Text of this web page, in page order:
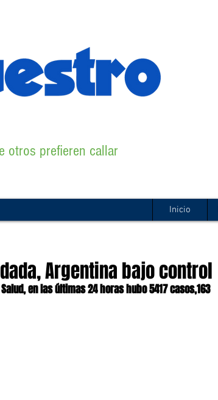
otros prefieren callar
Inicio
Argentina bajo control
en las últimas 24 horas hubo 5417 casos,163